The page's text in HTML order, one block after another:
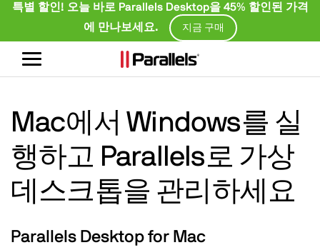
특별 할인! 오늘 바로 Parallels Desktop을 45% 할인된 가격
에 만나보세요.
지금 구매
탐
Mac에서 Windows를 실
행하고 Parallels로 가상
데스크톱을 관리하세요
Parallels Desktop for Mac